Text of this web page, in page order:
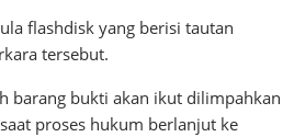
flashdisk yang berisi tautan
tersebut.
barang bukti akan ikut dilimpahkan
proses hukum berlanjut ke